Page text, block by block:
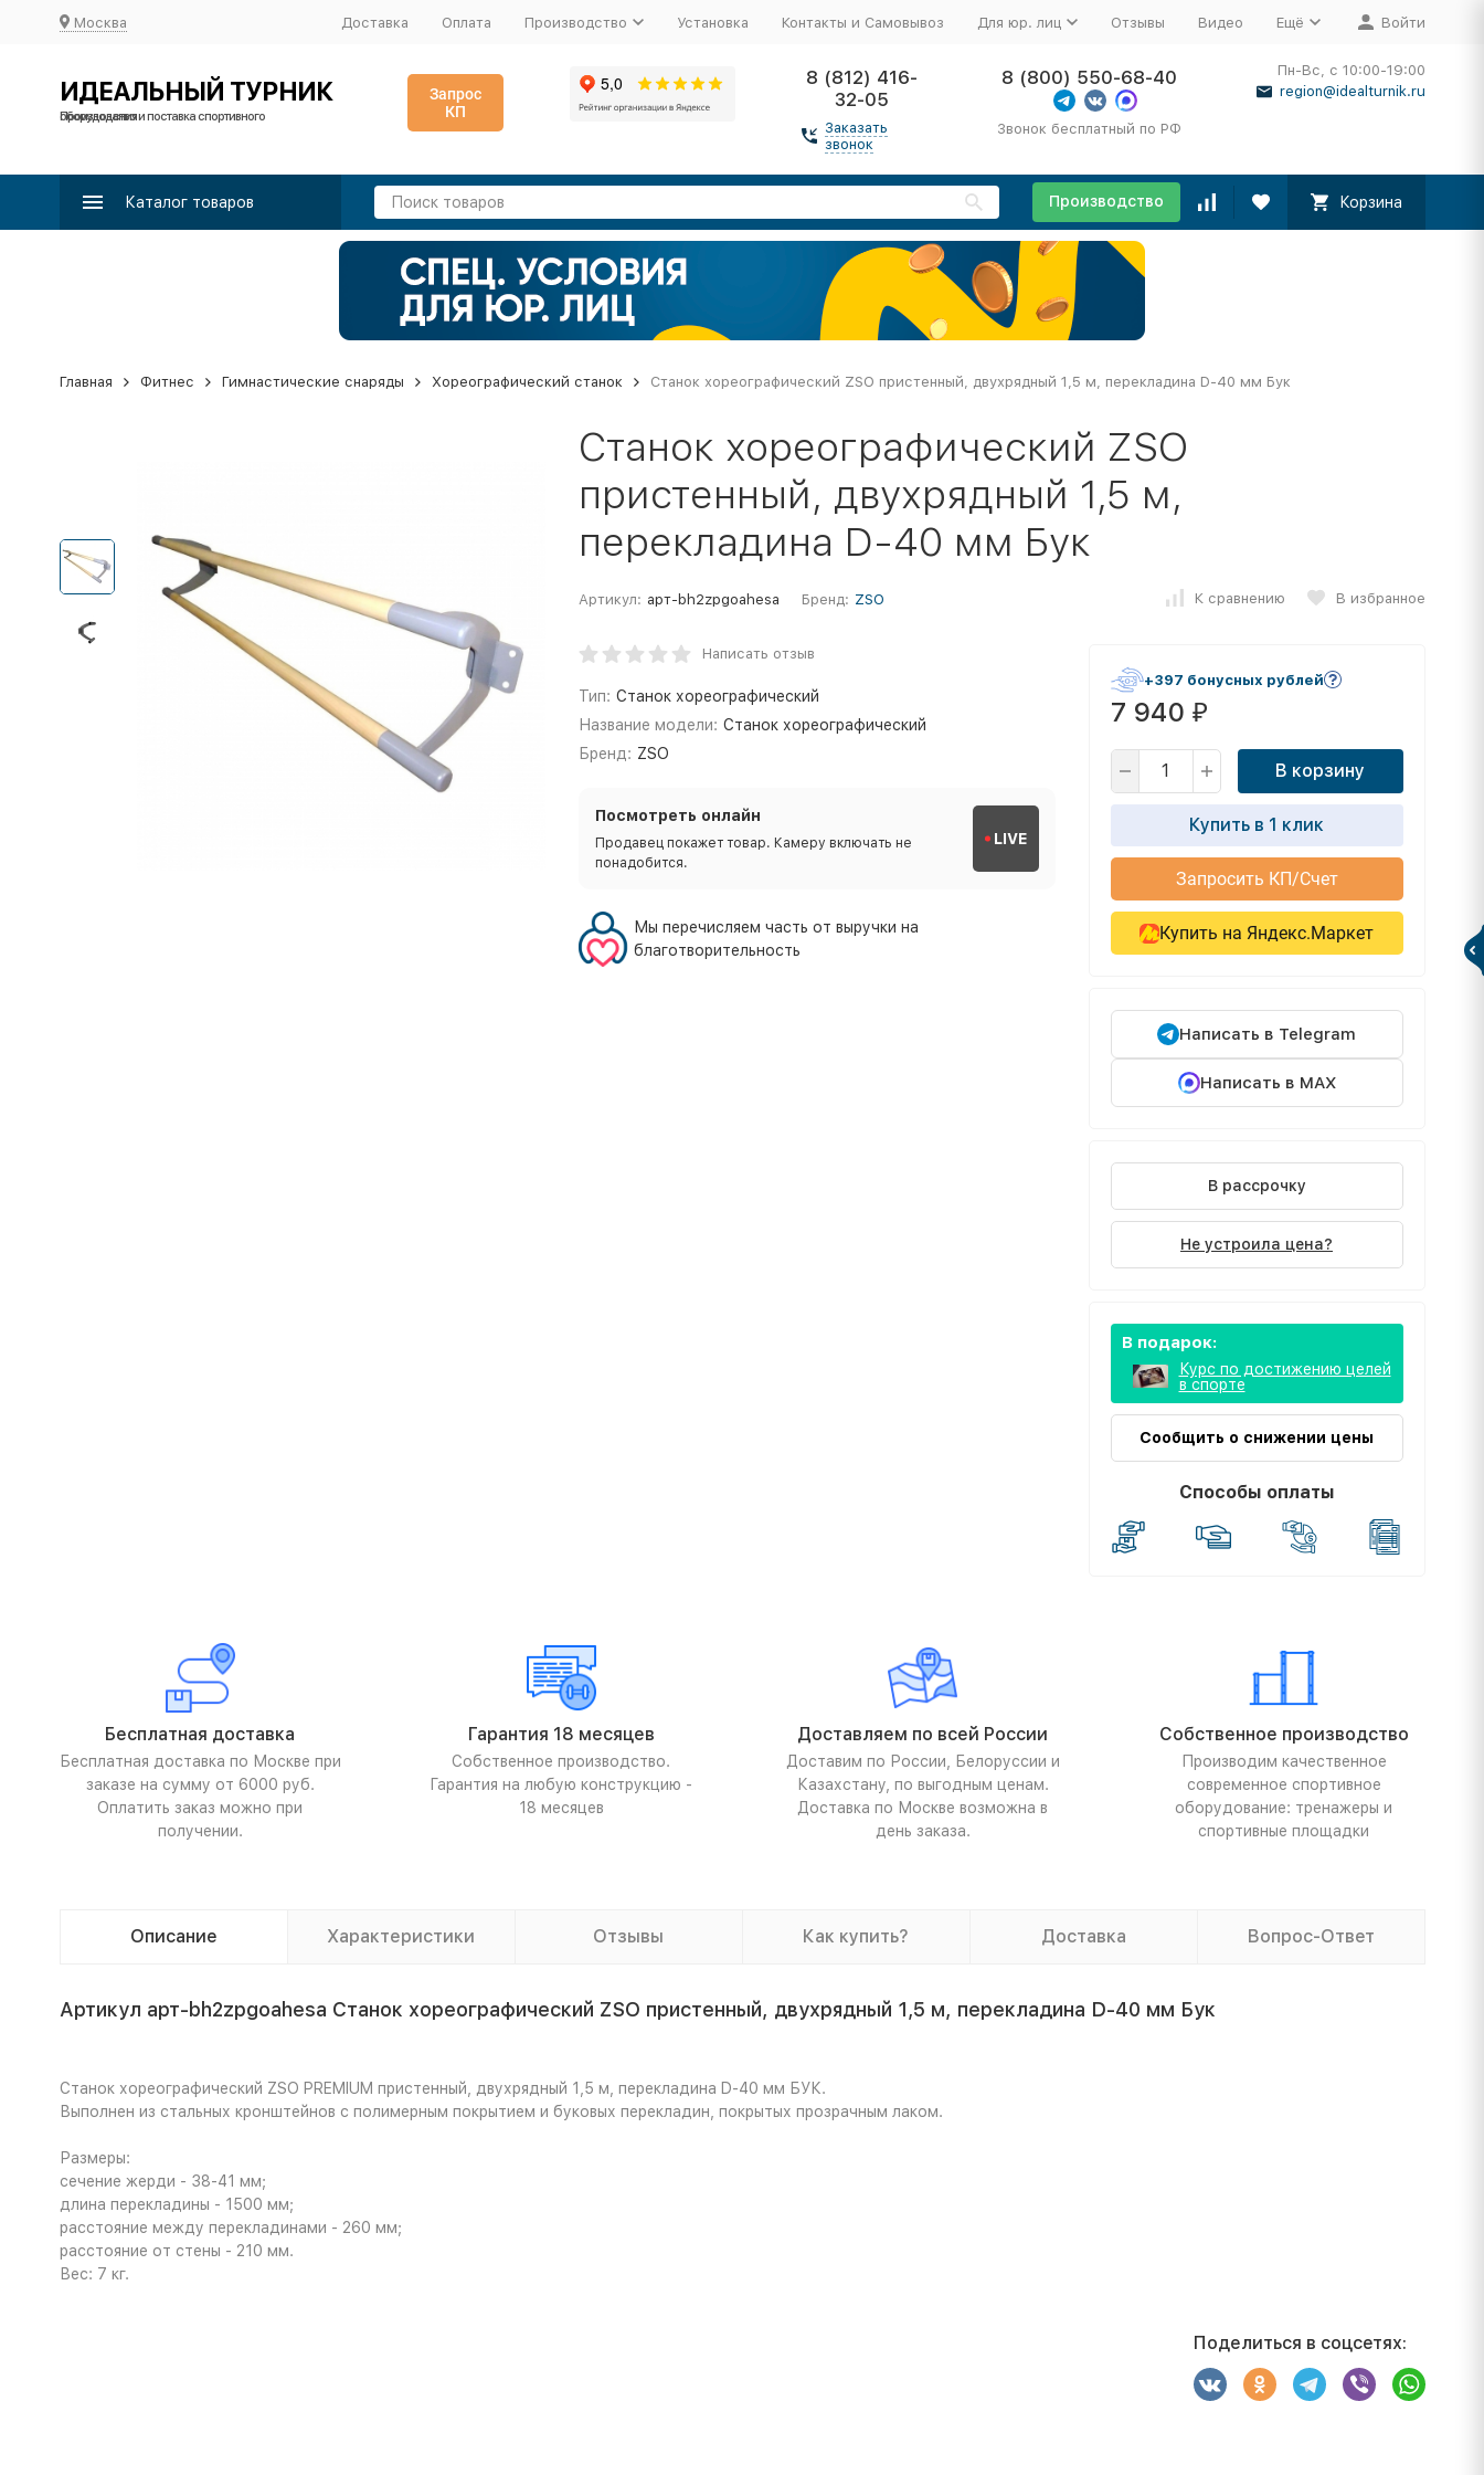
Москва Доставка Оплата Производство Установка Контакты и Самовывоз Для юр. лиц Отзывы Видео Ещё Войти
ИДЕАЛЬНЫЙ ТУРНИК
Производство и поставка спортивного оборудования
Запрос
КП
8 (812) 416-
32-05
Заказать
звонок
8 (800) 550-68-40
Звонок бесплатный по РФ
Пн-Вс, с 10:00-19:00
region@idealturnik.ru
Каталог товаров Производство Корзина
Главная Фитнес Гимнастические снаряды Хореографический станок Станок хореографический ZSO пристенный, двухрядный 1,5 м, перекладина D-40 мм Бук
Станок хореографический ZSO
пристенный, двухрядный 1,5 м,
перекладина D-40 мм Бук
Артикул: арт-bh2zpgoahesa Бренд: ZSO К сравнению В избранное
Написать отзыв
Тип: Станок хореографический
Название модели: Станок хореографический
Бренд: ZSO
Посмотреть онлайн
Продавец покажет товар. Камеру включать не
понадобится.
LIVE
Мы перечисляем часть от выручки на
благотворительность
+397 бонусных рублей
7 940 ₽
В корзину
Купить в 1 клик
Запросить КП/Счет
Купить на Яндекс.Маркет
Написать в Telegram
Написать в MAX
В рассрочку
Не устроила цена?
В подарок:
Курс по достижению целей
в спорте
Сообщить о снижении цены
Способы оплаты
Бесплатная доставка
Бесплатная доставка по Москве при
заказе на сумму от 6000 руб.
Оплатить заказ можно при
получении.
Гарантия 18 месяцев
Собственное производство.
Гарантия на любую конструкцию -
18 месяцев
Доставляем по всей России
Доставим по России, Белоруссии и
Казахстану, по выгодным ценам.
Доставка по Москве возможна в
день заказа.
Собственное производство
Производим качественное
современное спортивное
оборудование: тренажеры и
спортивные площадки
Описание Характеристики Отзывы Как купить? Доставка Вопрос-Ответ
Артикул арт-bh2zpgoahesa Станок хореографический ZSO пристенный, двухрядный 1,5 м, перекладина D-40 мм Бук
Станок хореографический ZSO PREMIUM пристенный, двухрядный 1,5 м, перекладина D-40 мм БУК.
Выполнен из стальных кронштейнов с полимерным покрытием и буковых перекладин, покрытых прозрачным лаком.
Размеры:
сечение жерди - 38-41 мм;
длина перекладины - 1500 мм;
расстояние между перекладинами - 260 мм;
расстояние от стены - 210 мм.
Вес: 7 кг.
Поделиться в соцсетях: